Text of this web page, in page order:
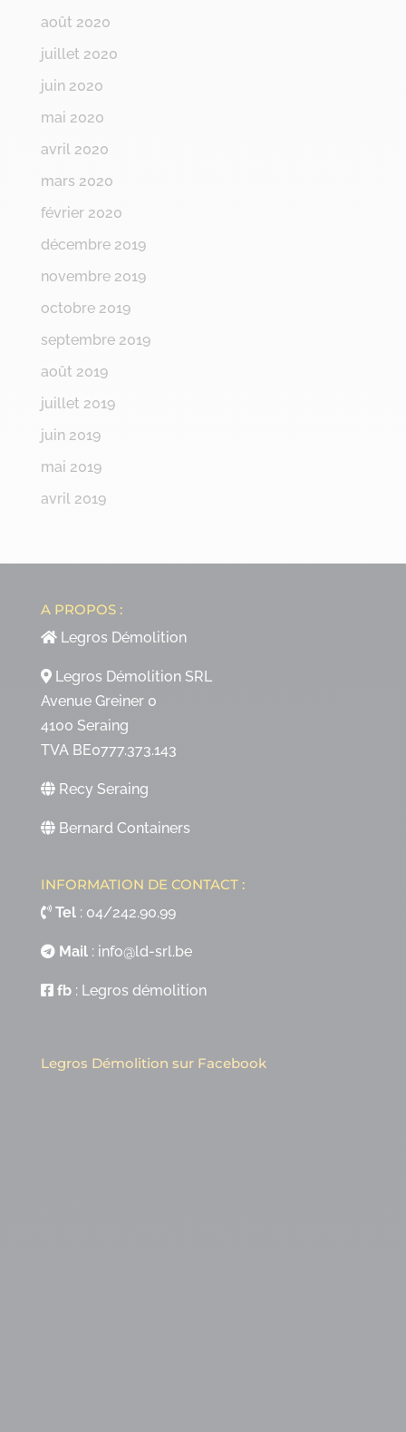
août 2020
juillet 2020
juin 2020
mai 2020
avril 2020
mars 2020
février 2020
décembre 2019
novembre 2019
octobre 2019
septembre 2019
août 2019
juillet 2019
juin 2019
mai 2019
avril 2019
A PROPOS :
Legros Démolition
Legros Démolition SRL
Avenue Greiner 0
4100 Seraing
TVA BE0777.373.143
Recy Seraing
Bernard Containers
INFORMATION DE CONTACT :
Tel: 04/242.90.99
Mail: info@ld-srl.be
fb: Legros démolition
Legros Démolition sur Facebook